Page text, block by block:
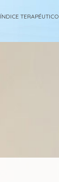
ÍNDICE TERAPÉUTICO